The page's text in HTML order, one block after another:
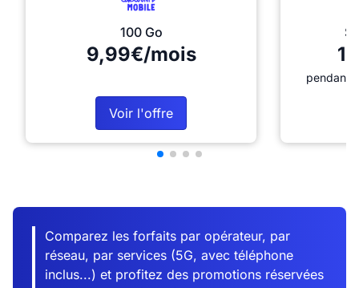
100 Go
9,99€/mois
Voir l'offre
pendant
Comparez les forfaits par opérateur, par
réseau, par services (5G, avec téléphone
inclus...) et profitez des promotions réservées